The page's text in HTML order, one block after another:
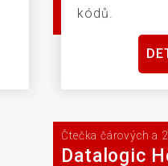
kódů.
Čtečka čárových a
Datalogic